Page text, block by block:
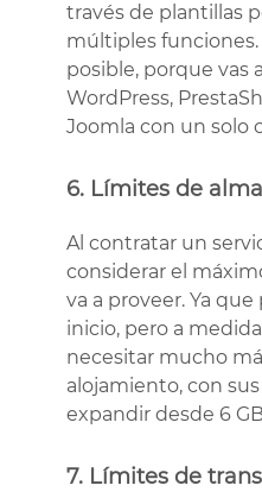
través de plantillas
múltiples funciones.
posible, porque vas
WordPress,
Joomla con un solo
6. Límites de
Al contratar un
considerar el
va a proveer. Ya
inicio, pero a
necesitar mucho
alojamiento, con
expandir desde 6
7. Límites de